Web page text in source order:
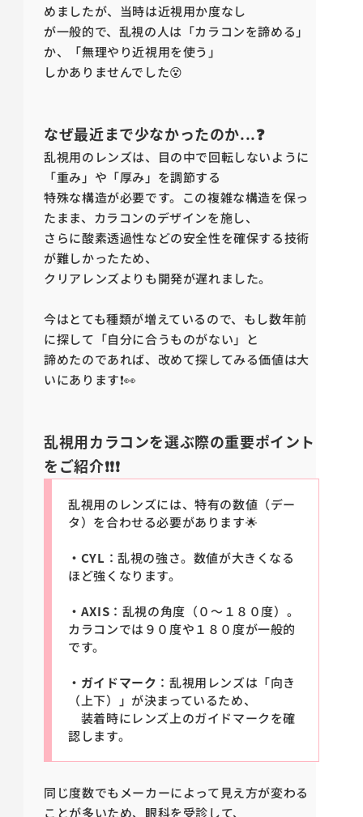
めましたが、当時は近視用か度なし
が一般的で、乱視の人は「カラコンを諦める」
か、「無理やり近視用を使う」
しかありませんでした😵
なぜ最近まで少なかったのか...❓
乱視用のレンズは、目の中で回転しないように
「重み」や「厚み」を調節する
特殊な構造が必要です。この複雑な構造を保っ
たまま、カラコンのデザインを施し、
さらに酸素透過性などの安全性を確保する技術
が難しかったため、
クリアレンズよりも開発が遅れました。
今はとても種類が増えているので、もし数年前
に探して「自分に合うものがない」と
諦めたのであれば、改めて探してみる価値は大
いにあります❗👀
乱視用カラコンを選ぶ際の重要ポイント
をご紹介❗❗❗
乱視用のレンズには、特有の数値（デー
タ）を合わせる必要があります🌟
・CYL ：乱視の強さ。数値が大きくなる
ほど強くなります。
・AXIS ：乱視の角度（０～１８０度）。
カラコンでは９０度や１８０度が一般的
です。
・ガイドマーク ：乱視用レンズは「向き
（上下）」が決まっているため、
装着時にレンズ上のガイドマークを確
認します。
同じ度数でもメーカーによって見え方が変わる
ことが多いため、眼科を受診して、